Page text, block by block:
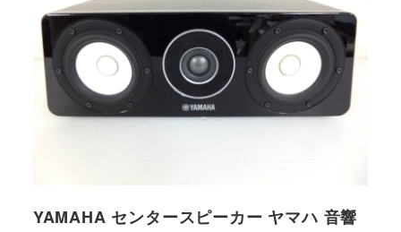
YAMAHA センタースピーカー ヤマハ 音響